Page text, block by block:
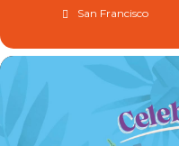
San Francisco